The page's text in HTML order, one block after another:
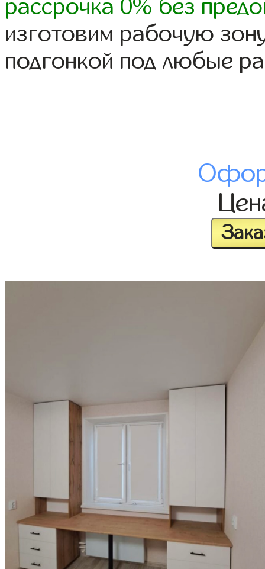
рассрочка 0% без
изготовим рабочую
подгонкой под любые